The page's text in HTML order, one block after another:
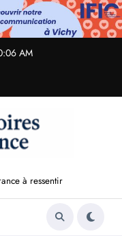
AM
à ressentir